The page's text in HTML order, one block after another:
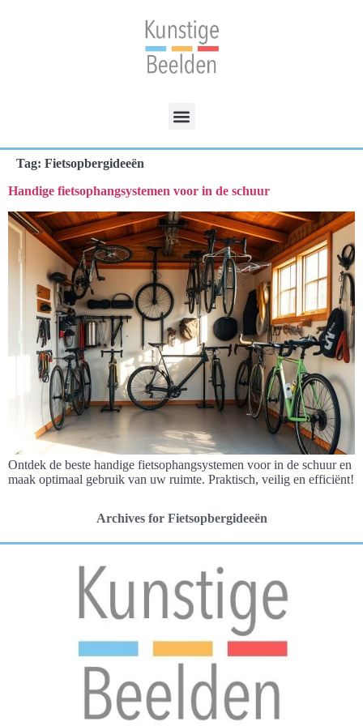
Tag: Fietsopbergideeën
Handige fietsophangsystemen voor in de schuur
Ontdek de beste handige fietsophangsystemen voor in de schuur en
maak optimaal gebruik van uw ruimte. Praktisch, veilig en efficiënt!
Archives for Fietsopbergideeën